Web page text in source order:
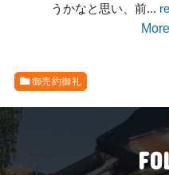
うかなと思い、前...
御売約御礼